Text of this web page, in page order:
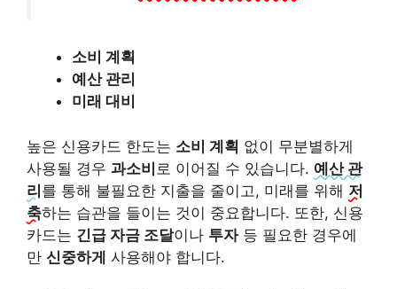
소비 계획
예산 관리
미래 대비
높은 신용카드 한도는 소비 계획 없이 무분별하게
사용될 경우 과소비 로 이어질 수 있습니다. 예산 관
리를 통해 불필요한 지출을 줄이고, 미래를 위해 저
축하는 습관을 들이는 것이 중요합니다. 또한, 신용
카드는 긴급 자금 조달이나 투자등 필요한 경우에
만 신중하게 사용해야 합니다.